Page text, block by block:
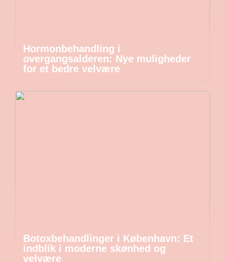
Hormonbehandling i
overgangsalderen: Nye muligheder
for et bedre velvære
Botoxbehandlinger i København: Et
indblik i moderne skønhed og
velvære